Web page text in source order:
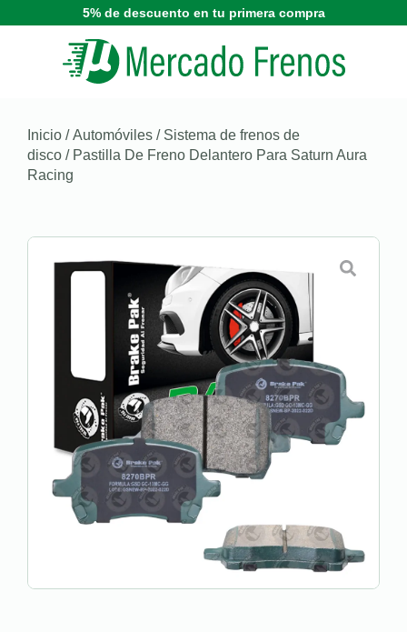
5% de descuento en tu primera compra
Inicio /Automóviles / Sistema de frenos de
disco / Pastilla De Freno Delantero Para Saturn Aura
Racing